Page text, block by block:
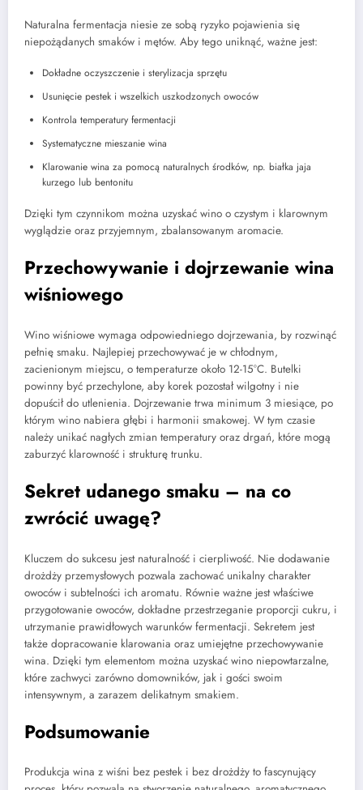
Naturalna fermentacja niesie ze sobą ryzyko pojawienia się
niepożądanych smaków i mętów. Aby tego uniknąć, ważne jest:
Dokładne oczyszczenie i sterylizacja sprzętu
Usunięcie pestek i wszelkich uszkodzonych owoców
Kontrola temperatury fermentacji
Systematyczne mieszanie wina
Klarowanie wina za pomocą naturalnych środków, np. białka jaja
kurzego lub bentonitu
Dzięki tym czynnikom można uzyskać wino o czystym i klarownym
wyglądzie oraz przyjemnym, zbalansowanym aromacie.
Przechowywanie i dojrzewanie wina
wiśniowego
Wino wiśniowe wymaga odpowiedniego dojrzewania, by rozwinąć
pełnię smaku. Najlepiej przechowywać je w chłodnym,
zacienionym miejscu, o temperaturze około 12-15°C. Butelki
powinny być przechylone, aby korek pozostał wilgotny i nie
dopuścił do utlenienia. Dojrzewanie trwa minimum 3 miesiące, po
którym wino nabiera głębi i harmonii smakowej. W tym czasie
należy unikać nagłych zmian temperatury oraz drgań, które mogą
zaburzyć klarowność i strukturę trunku.
Sekret udanego smaku – na co
zwrócić uwagę?
Kluczem do sukcesu jest naturalność i cierpliwość. Nie dodawanie
drożdży przemysłowych pozwala zachować unikalny charakter
owoców i subtelności ich aromatu. Równie ważne jest właściwe
przygotowanie owoców, dokładne przestrzeganie proporcji cukru, i
utrzymanie prawidłowych warunków fermentacji. Sekretem jest
także dopracowanie klarowania oraz umiejętne przechowywanie
wina. Dzięki tym elementom można uzyskać wino niepowtarzalne,
które zachwyci zarówno domowników, jak i gości swoim
intensywnym, a zarazem delikatnym smakiem.
Podsumowanie
Produkcja wina z wiśni bez pestek i bez drożdży to fascynujący